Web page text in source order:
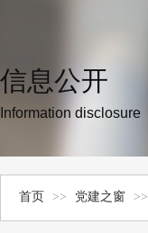
信息公开
Information disclosure
首页 >> 党建之窗 >>